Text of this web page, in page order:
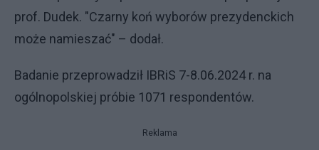
prof. Dudek. "Czarny koń wyborów prezydenckich
może namieszać" – dodał.
Badanie przeprowadził IBRiS 7-8.06.2024 r. na
ogólnopolskiej próbie 1071 respondentów.
Reklama